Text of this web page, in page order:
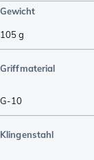
Gewicht
105g
Griffmaterial
G-10
Klingenstahl